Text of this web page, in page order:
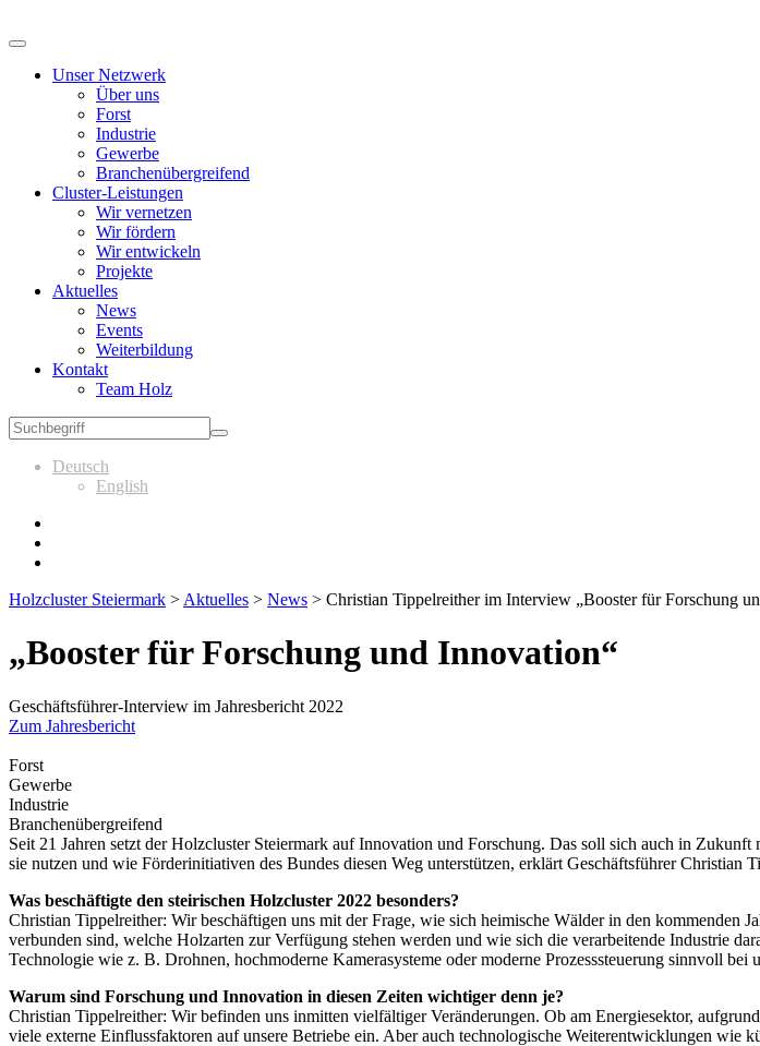
Unser Netzwerk
Über uns
Forst
Industrie
Gewerbe
Branchenübergreifend
Cluster-Leistungen
Wir vernetzen
Wir fördern
Wir entwickeln
Projekte
Aktuelles
News
Events
Weiterbildung
Kontakt
Team Holz
Deutsch
English
Holzcluster Steiermark > Aktuelles > News > Christian Tippelreither im Interview „Booster für ­Forschung
„Booster für ­Forschung und Innovation“
Geschäftsführer-Interview im Jahresbericht 2022
Zum Jahresbericht
Forst
Gewerbe
Industrie
Branchenübergreifend
Seit 21 Jahren setzt der Holzcluster Steiermark auf Innovation und Forschung. Das soll sich auch in
sie nutzen und wie Förderinitiativen des Bundes diesen Weg unterstützen, erklärt Geschäftsführer Christian
Was beschäftigte den steirischen Holzcluster 2022 ­besonders?
Christian Tippelreither: Wir beschäftigen uns mit der Frage, wie sich heimische Wälder in den kommenden
verbunden sind, welche Holzarten zur Verfügung stehen werden und wie sich die verarbeitende ­Industrie
Technologie wie z. B. Drohnen, hochmoderne Kamerasysteme oder moderne Prozesssteuerung sinnvoll
Warum sind Forschung und Innovation in diesen Zeiten wichtiger denn je?
Christian Tippelreither: Wir befinden uns inmitten vielfältiger Veränderungen. Ob am Energiesektor,
viele externe Einflussfaktoren auf unsere Betriebe ein. Aber auch technologische Weiterentwicklungen